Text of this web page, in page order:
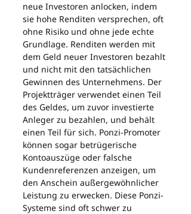
neue Investoren anlocken, indem
sie hohe Renditen versprechen, oft
ohne Risiko und ohne jede echte
Grundlage. Renditen werden mit
dem Geld neuer Investoren bezahlt
und nicht mit den tatsächlichen
Gewinnen des Unternehmens. Der
Projektträger verwendet einen Teil
des Geldes, um zuvor investierte
Anleger zu bezahlen, und behält
einen Teil für sich. Ponzi-Promoter
können sogar betrügerische
Kontoauszüge oder falsche
Kundenreferenzen anzeigen, um
den Anschein außergewöhnlicher
Leistung zu erwecken. Diese Ponzi-
Systeme sind oft schwer zu